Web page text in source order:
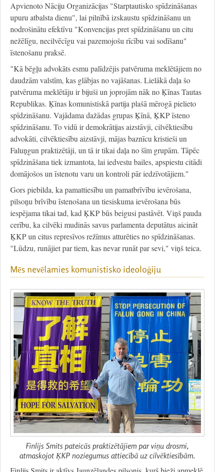
Apvienoto Nāciju Organizācijas "Starptautisko spīdzināšanas
upuru atbalsta dienu", lai pilnībā izskaustu spīdzināšanu un
nodrošinātu efektīvu "Konvencijas pret spīdzināšanu un citu
nežēlīgu, necilvēcīgu vai pazemojošu rīcību vai sodīšanu"
īstenošanu praksē.
"Kā bēgļu advokāts esmu palīdzējis patvēruma meklētājiem no
daudzām valstīm, kas glābjas no vajāšanas. Lielākā daļa šo
patvēruma meklētāju ir bijuši un joprojām nāk no Ķīnas Tautas
Republikas. Ķīnas komunistiskā partija plašā mērogā pielieto
spīdzināšanu. Vajādama dažādas grupas Ķīnā, ĶKP īsteno
spīdzināšanu. To vidū ir demokrātijas aizstāvji, cilvēktiesību
advokāti, cilvēktiesību aizstāvji, mājas baznīcu kristieši un
Faluņgun praktizētāji, un tā ir tikai daļa no šīm grupām. Tāpēc
spīdzināšana tiek izmantota, lai iedvestu bailes, apspiestu citādi
domājošos un īstenotu varu un kontroli pār iedzīvotājiem."
Gors piebilda, ka pamattiesību un pamatbrīvību ievērošana,
pilsoņu brīvību īstenošana un tiesiskuma ievērošana būs
iespējama tikai tad, kad ĶKP būs beigusi pastāvēt. Viņš pauda
cerību, ka cilvēki mudinās savus parlamenta deputātus aicināt
ĶKP un citus represīvos režīmus atturēties no spīdzināšanas.
"Lūdzu, runājiet par tiem, kas nevar runāt par sevi," viņš teica.
Mēs nevēlamies komunistisko ideoloģiju
Finlijs Smits pateicās praktizētājiem par viņu drosmi,
atmaskojot ĶKP noziegumus attiecībā uz cilvēktiesībām.